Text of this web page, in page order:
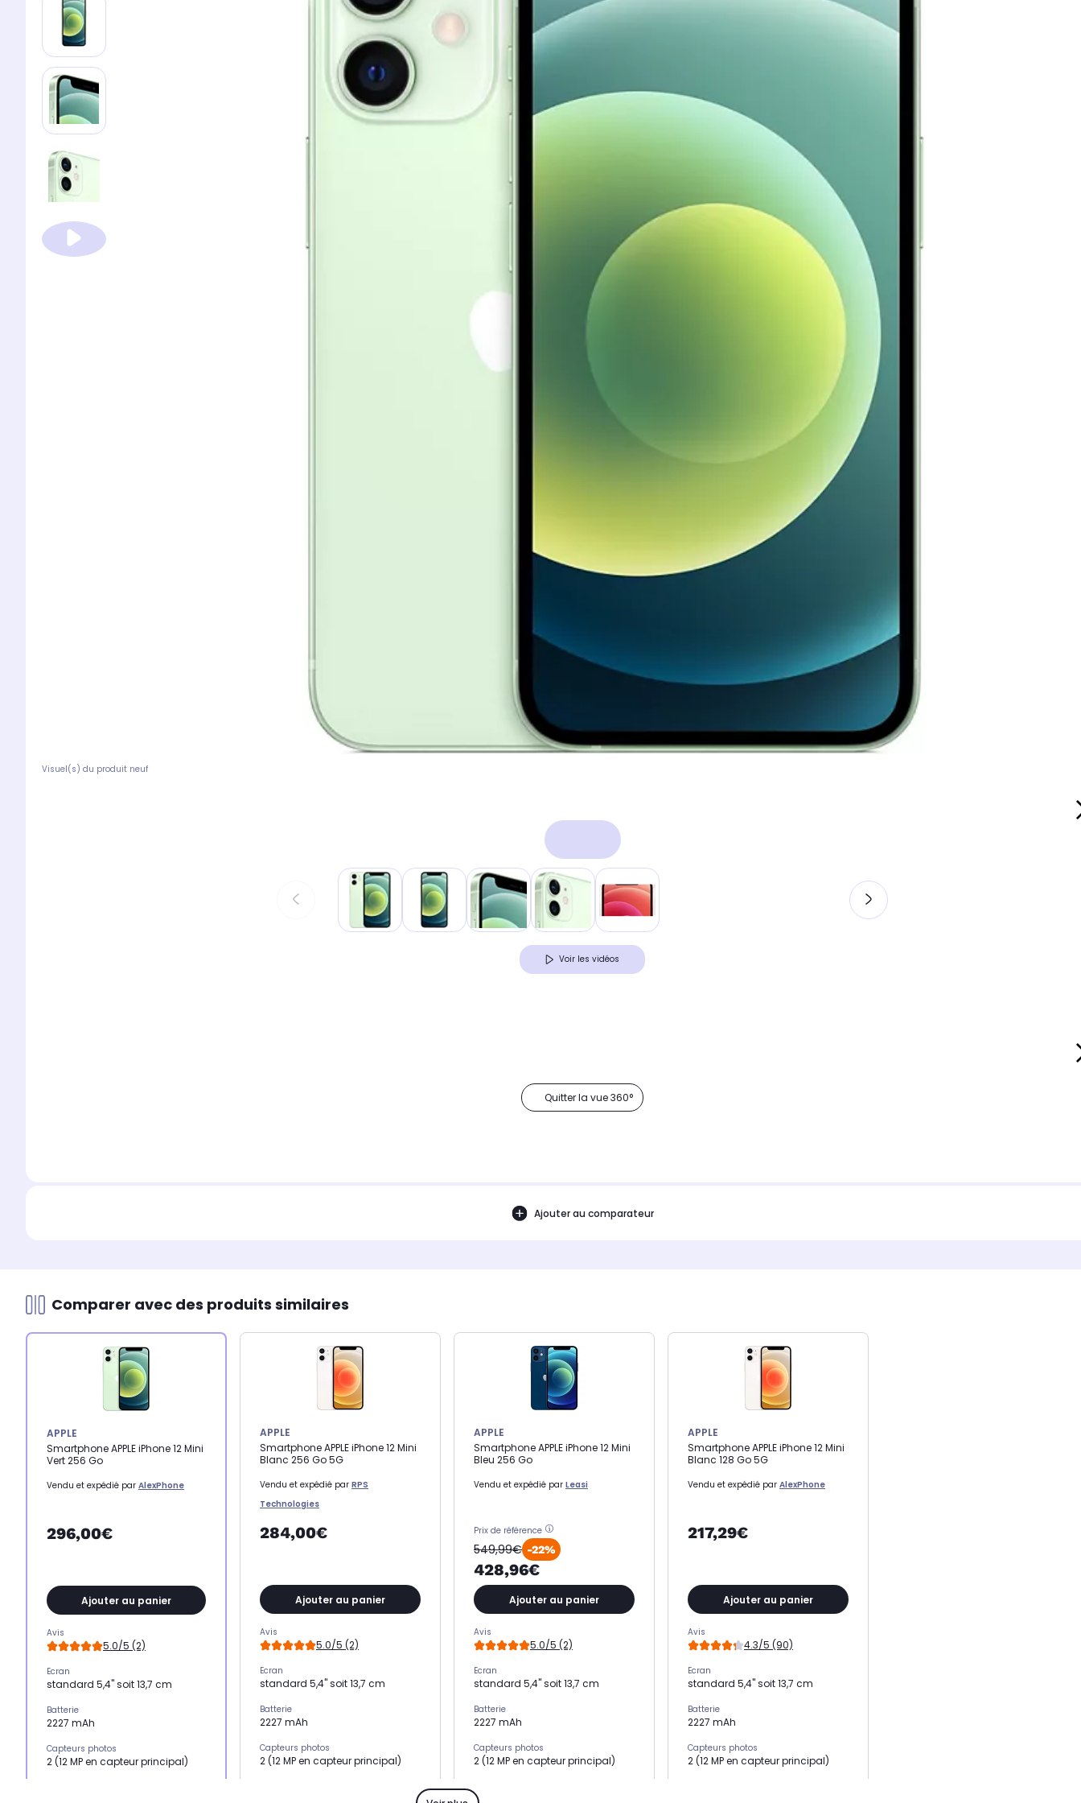
Visuel(s) du produit neuf
Voir les vidéos
Quitter la vue 360°
Ajouter au comparateur
Comparer avec des produits similaires
APPLE
Smartphone APPLE iPhone 12 Mini
Vert 256 Go
Vendu et expédié par AlexPhone
296,00€
Ajouter au panier
Avis
5.0/5 (2)
Ecran
standard 5,4" soit 13,7 cm
Batterie
2227 mAh
Capteurs photos
2 (12 MP en capteur principal)
APPLE
Smartphone APPLE iPhone 12 Mini
Blanc 256 Go 5G
Vendu et expédié par RPS
Technologies
284,00€
Ajouter au panier
Avis
5.0/5 (2)
Ecran
standard 5,4" soit 13,7 cm
Batterie
2227 mAh
Capteurs photos
2 (12 MP en capteur principal)
APPLE
Smartphone APPLE iPhone 12 Mini
Bleu 256 Go
Vendu et expédié par Leasi
Prix de référence
549,99€ -22%
428,96€
Ajouter au panier
Avis
5.0/5 (2)
Ecran
standard 5,4" soit 13,7 cm
Batterie
2227 mAh
Capteurs photos
2 (12 MP en capteur principal)
4 Go
APPLE
Smartphone APPLE iPhone 12 Mini
Blanc 128 Go 5G
Vendu et expédié par AlexPhone
217,29€
Ajouter au panier
Avis
4.3/5 (90)
Ecran
standard 5,4" soit 13,7 cm
Batterie
2227 mAh
Capteurs photos
2 (12 MP en capteur principal)